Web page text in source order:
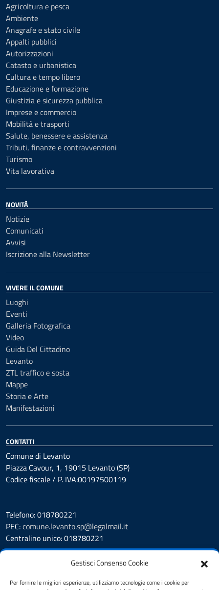
Gestisci Consenso Cookie
Per fornire le migliori esperienze, utilizziamo tecnologie come i cookie per
Agricoltura e pesca
Ambiente
Anagrafe e stato civile
Appalti pubblici
Autorizzazioni
Catasto e urbanistica
Cultura e tempo libero
Educazione e formazione
Giustizia e sicurezza pubblica
Imprese e commercio
Mobilità e trasporti
Salute, benessere e assistenza
Tributi, finanze e contravvenzioni
Turismo
Vita lavorativa
NOVITÀ
Notizie
Comunicati
Avvisi
Iscrizione alla Newsletter
VIVERE IL COMUNE
Luoghi
Eventi
Galleria Fotografica
Video
Guida Del Cittadino
Levanto
ZTL traffico e sosta
Mappe
Storia e Arte
Manifestazioni
CONTATTI
Comune di Levanto
Piazza Cavour, 1, 19015 Levanto (SP)
Codice fiscale / P. IVA:00197500119
Telefono: 018780221
PEC:comune.levanto.sp@legalmail.it
Centralino unico: 018780221
Prenotazione appuntamento
Segnalazione disservizio